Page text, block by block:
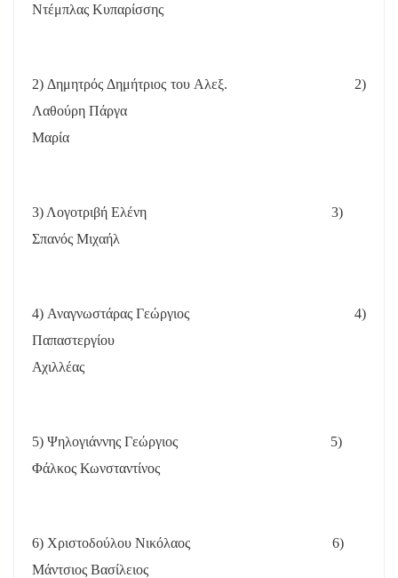
Ντέμπλας Κυπαρίσσης
2) Δημητρός Δημήτριος του Αλεξ.
2)
Λαθούρη Πάργα
Μαρία
3) Λογοτριβή Ελένη
3)
Σπανός Μιχαήλ
4) Αναγνωστάρας Γεώργιος
4)
Παπαστεργίου
Αχιλλέας
5) Ψηλογιάννης Γεώργιος
5)
Φάλκος Κωνσταντίνος
6) Χριστοδούλου Νικόλαος
6)
Μάντσιος Βασίλειος